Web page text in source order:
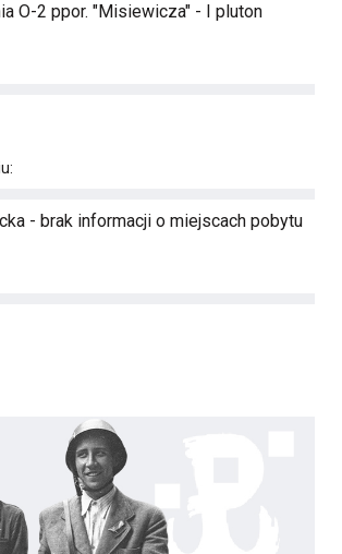
O-2 ppor. "Misiewicza" - I pluton
- brak informacji o miejscach pobytu